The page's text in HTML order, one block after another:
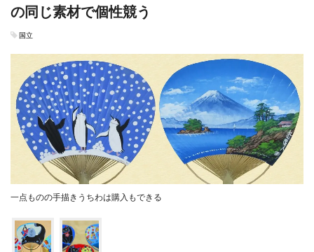
の同じ素材で個性競う
国立
一点ものの手描きうちわは購入もできる